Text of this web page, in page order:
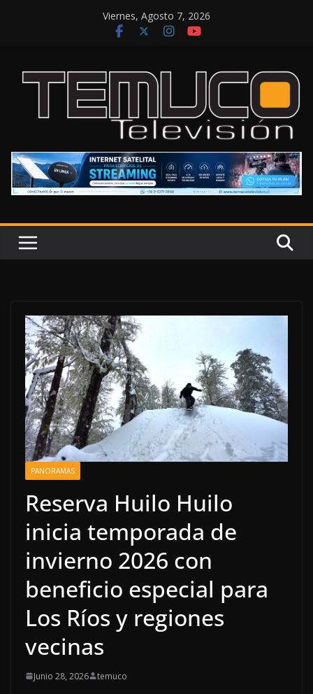
Viernes, Agosto 7, 2026
PANORAMAS
Reserva Huilo Huilo
inicia temporada de
invierno 2026 con
beneficio especial para
Los Ríos y regiones
vecinas
Junio 28, 2026 temuco